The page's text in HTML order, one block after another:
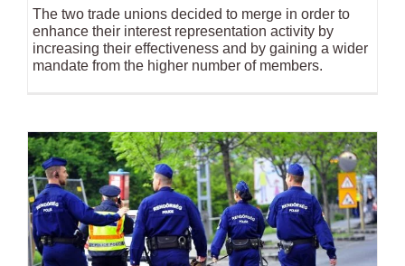
The two trade unions decided to merge in order to
enhance their interest representation activity by
increasing their effectiveness and by gaining a wider
mandate from the higher number of members.